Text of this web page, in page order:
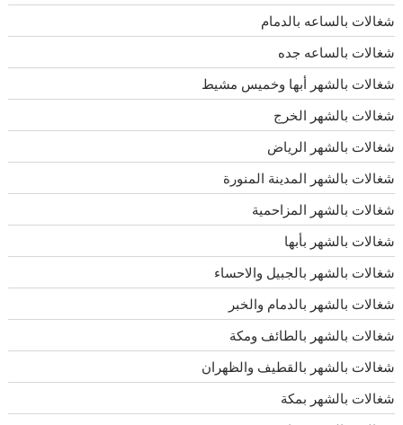
شغالات بالساعه بالدمام
شغالات بالساعه جده
شغالات بالشهر أبها وخميس مشيط
شغالات بالشهر الخرج
شغالات بالشهر الرياض
شغالات بالشهر المدينة المنورة
شغالات بالشهر المزاحمية
شغالات بالشهر بأبها
شغالات بالشهر بالجبيل والاحساء
شغالات بالشهر بالدمام والخبر
شغالات بالشهر بالطائف ومكة
شغالات بالشهر بالقطيف والظهران
شغالات بالشهر بمكة